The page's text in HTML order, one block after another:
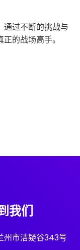
通过不断的挑战与
的战场高手。
我们
州市洁疑谷343号